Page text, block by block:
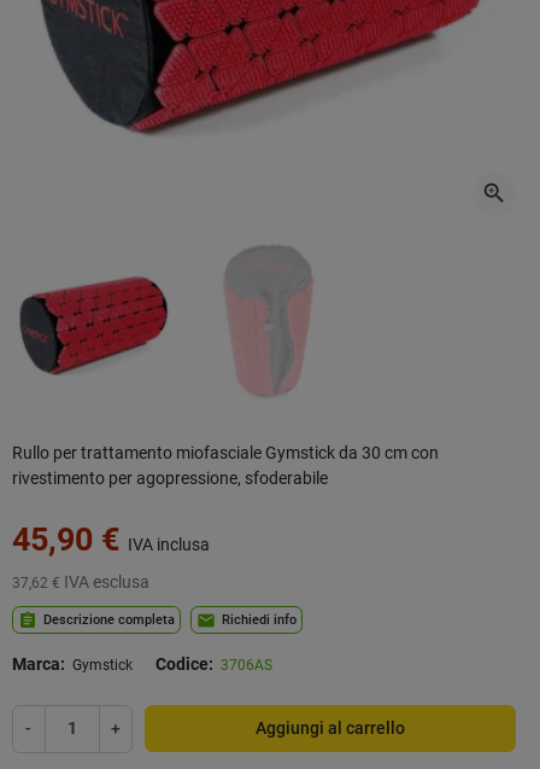
zoom_in
Rullo per trattamento miofasciale Gymstick da 30 cm con
rivestimento per agopressione, sfoderabile
45,90 € IVA inclusa
37,62 € IVA esclusa
assignment Descrizione completa mail Richiedi info
Marca: Gymstick Codice: 3706AS
- + Aggiungi al carrello